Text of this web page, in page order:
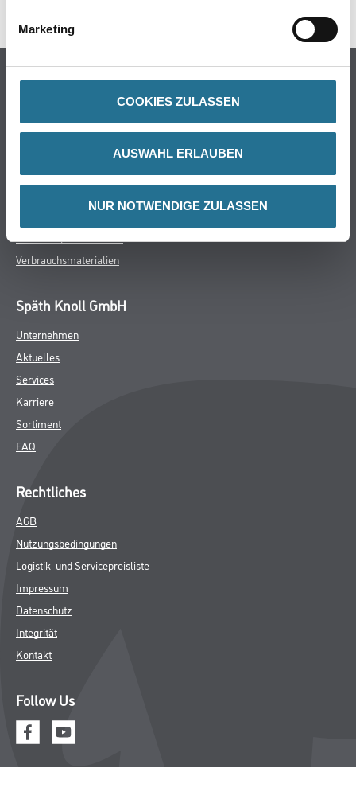
Marketing
COOKIES ZULASSEN
AUSWAHL ERLAUBEN
NUR NOTWENDIGE ZULASSEN
WDV-Systeme
Wand- & Deckenbeläge
Verbrauchsmaterialien
Späth Knoll GmbH
Unternehmen
Aktuelles
Services
Karriere
Sortiment
FAQ
Rechtliches
AGB
Nutzungsbedingungen
Logistik- und Servicepreisliste
Impressum
Datenschutz
Integrität
Kontakt
Follow Us